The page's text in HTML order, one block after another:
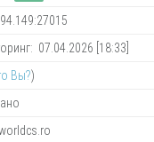
07.04.2026 [18:33]
Вы?)